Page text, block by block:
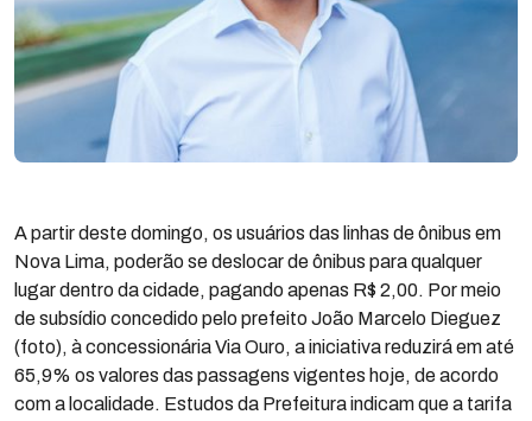
A partir deste domingo, os usuários das linhas de ônibus em
Nova Lima, poderão se deslocar de ônibus para qualquer
lugar dentro da cidade, pagando apenas R$ 2,00. Por meio
de subsídio concedido pelo prefeito João Marcelo Dieguez
(foto), à concessionária Via Ouro, a iniciativa reduzirá em até
65,9% os valores das passagens vigentes hoje, de acordo
com a localidade. Estudos da Prefeitura indicam que a tarifa